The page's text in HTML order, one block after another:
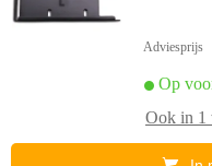
Adviesprijs
Op
Ook in 1